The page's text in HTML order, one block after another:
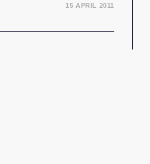
15 APRIL 2011